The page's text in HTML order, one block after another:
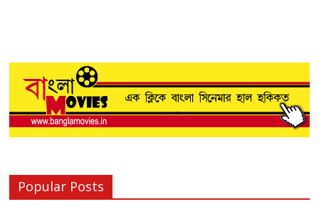
Popular Posts